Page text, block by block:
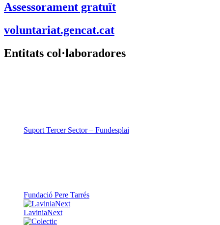
Assessorament gratuït
voluntariat.gencat.cat
Entitats col·laboradores
Suport Tercer Sector – Fundesplai
Fundació Pere Tarrés
LaviniaNext